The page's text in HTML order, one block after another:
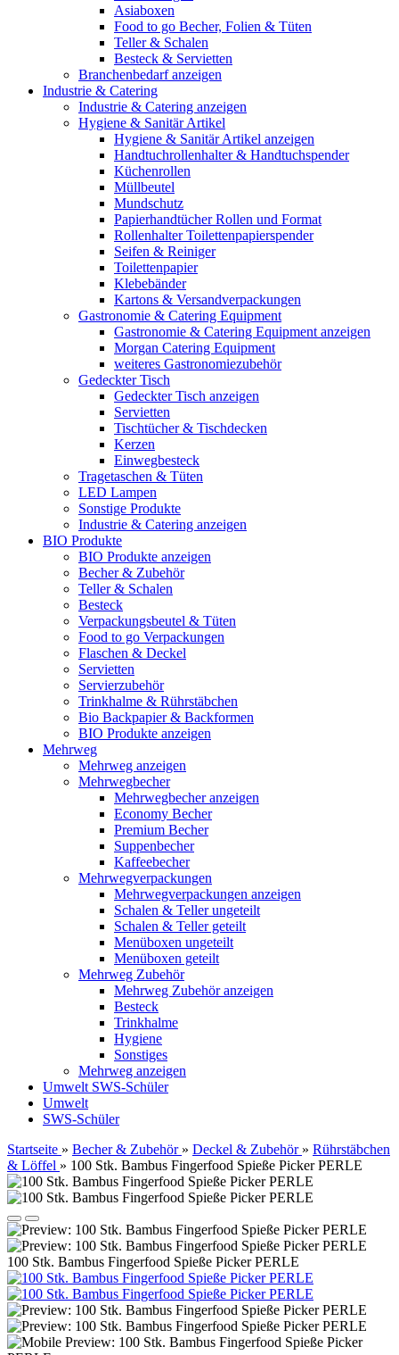
Asiaboxen
Food to go Becher, Folien & Tüten
Teller & Schalen
Besteck & Servietten
Branchenbedarf anzeigen
Industrie & Catering
Industrie & Catering anzeigen
Hygiene & Sanitär Artikel
Hygiene & Sanitär Artikel anzeigen
Handtuchrollenhalter & Handtuchspender
Küchenrollen
Müllbeutel
Mundschutz
Papierhandtücher Rollen und Format
Rollenhalter Toilettenpapierspender
Seifen & Reiniger
Toilettenpapier
Klebebänder
Kartons & Versandverpackungen
Gastronomie & Catering Equipment
Gastronomie & Catering Equipment anzeigen
Morgan Catering Equipment
weiteres Gastronomiezubehör
Gedeckter Tisch
Gedeckter Tisch anzeigen
Servietten
Tischtücher & Tischdecken
Kerzen
Einwegbesteck
Tragetaschen & Tüten
LED Lampen
Sonstige Produkte
Industrie & Catering anzeigen
BIO Produkte
BIO Produkte anzeigen
Becher & Zubehör
Teller & Schalen
Besteck
Verpackungsbeutel & Tüten
Food to go Verpackungen
Flaschen & Deckel
Servietten
Servierzubehör
Trinkhalme & Rührstäbchen
Bio Backpapier & Backformen
BIO Produkte anzeigen
Mehrweg
Mehrweg anzeigen
Mehrwegbecher
Mehrwegbecher anzeigen
Economy Becher
Premium Becher
Suppenbecher
Kaffeebecher
Mehrwegverpackungen
Mehrwegverpackungen anzeigen
Schalen & Teller ungeteilt
Schalen & Teller geteilt
Menüboxen ungeteilt
Menüboxen geteilt
Mehrweg Zubehör
Mehrweg Zubehör anzeigen
Besteck
Trinkhalme
Hygiene
Sonstiges
Mehrweg anzeigen
Umwelt SWS-Schüler
Umwelt
SWS-Schüler
Startseite » Becher & Zubehör » Deckel & Zubehör » Rührstäbchen
& Löffel » 100 Stk. Bambus Fingerfood Spieße Picker PERLE
100 Stk. Bambus Fingerfood Spieße Picker PERLE